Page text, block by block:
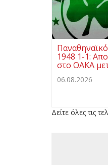
1948 1-1:
στο ΟΑΚΑ
06.08.2026
Δείτε όλες τις